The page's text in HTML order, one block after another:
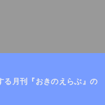
る月刊『おきのえらぶ』の